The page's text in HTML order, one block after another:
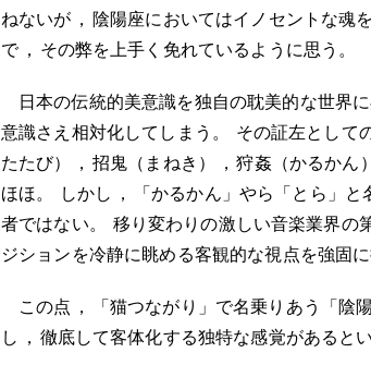
ねないが ， 陰陽座においてはイノセントな魂
で ， その弊を上手く免れているように思う 。
日本の伝統的美意識を独自の耽美的な世界
意識さえ相対化してしまう 。 その証左として
たたび）
， 招鬼（まねき） ， 狩姦（かるかん）
ほほ。 しかし ， 「かるかん」やら「とら」
者ではない。 移り変わりの激しい音楽業界の
ジションを冷静に眺める客観的な視点を強固
この点 ， 「猫つながり」で名乗りあう「陰
し ， 徹底して客体化する独特な感覚があると